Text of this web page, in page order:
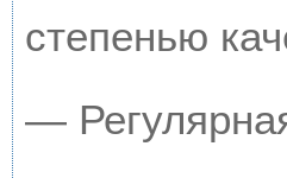
степенью
—